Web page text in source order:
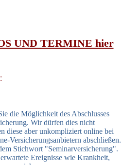
UND TERMINE hier
die Möglichkeit des Abschlusses
Wir dürfen dies nicht
diese aber unkompliziert online bei
Versicherungsanbietern abschließen.
Stichwort "Seminarversicherung".
Ereignisse wie Krankheit,